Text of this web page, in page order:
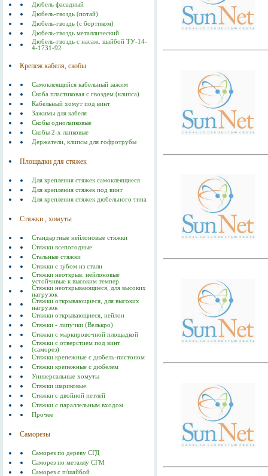
Дюбель фасадный
Дюбель-гвоздь (потай)
Дюбель-гвоздь (с бортиком)
Дюбель-гвоздь металлический
Дюбель-гвоздь с насаж. шайбой ТУ-14-
4-1731-92
Крепеж кабеля, скобы
Самоклеящийся кабельный зажим
Скоба пластиковая с гвоздем (клипса)
Кабельный хомут под винт
Зажимы для кабеля
Скобы однолапковые
Скобы 2-х лапковые
Держатели, клипсы для гофротрубы
Площадки для стяжек
Для крепления стяжек самоклеящиеся
Для крепления стяжек под винт
Для крепления стяжек дюбельного типа
Стяжки , хомуты
Стандартные нейлоновые стяжки
Стяжки всепогодные
Стальные стяжки
Cтяжки с зубом из стали
Стяжки неоткрыв. нейлоновые
устойчивые к высоким темпер.
Стяжки неоткрывающиеся, для высоких
нагрузок
Стяжки открывающиеся, для высоких
нагрузок
Стяжки открывающиеся, нейлон
Стяжки - липучки (Велькро)
Стяжки с маркировочной площадкой
Стяжки с отверстием под винт
(саморез)
Стяжки крепежные с дюбель-пистоном
Стяжки крепежные с дюбелем
Универсальные хомуты
Стяжки шариковые
Стяжки с двойной петлей
Стяжки с параллельным входом
Прочее
Саморезы
Саморез по дереву СГД
Саморез по металлу СГМ
Саморез с п/шайбой